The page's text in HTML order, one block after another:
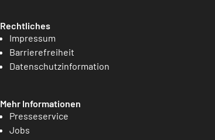
Rechtliches
Impressum
Barrierefreiheit
Datenschutzinformation
Mehr Informationen
Presseservice
Jobs